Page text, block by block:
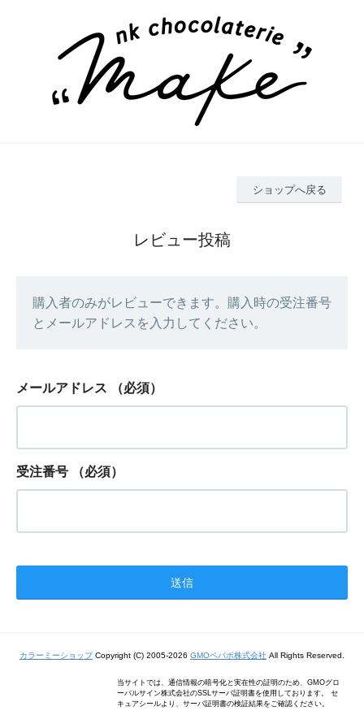
ショップへ戻る
レビュー投稿
購入者のみがレビューできます。購入時の受注番号
とメールアドレスを入力してください。
メールアドレス （必須）
受注番号 （必須）
カラーミーショップCopyright (C) 2005-2026 GMOペパボ株式会社 All Rights Reserved.
当サイトでは、通信情報の暗号化と実在性の証明のため、GMOグロ
ーバルサイン株式会社のSSLサーバ証明書を使用しております。 セ
キュアシールより、サーバ証明書の検証結果をご確認ください。